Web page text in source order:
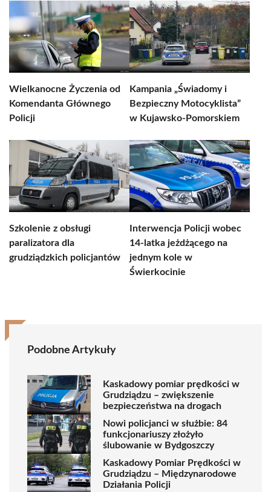
Wielkanocne Życzenia od
Komendanta Głównego
Policji
Kampania „Świadomy i
Bezpieczny Motocyklista”
w Kujawsko-Pomorskiem
Szkolenie z obsługi
paralizatora dla
grudziądzkich policjantów
Interwencja Policji wobec
14-latka jeżdżącego na
jednym kole w
Świerkocinie
Podobne Artykuły
Kaskadowy pomiar prędkości w
Grudziądzu – zwiększenie
bezpieczeństwa na drogach
Nowi policjanci w służbie: 84
funkcjonariuszy złożyło
ślubowanie w Bydgoszczy
Kaskadowy Pomiar Prędkości w
Grudziądzu – Międzynarodowe
Działania Policji